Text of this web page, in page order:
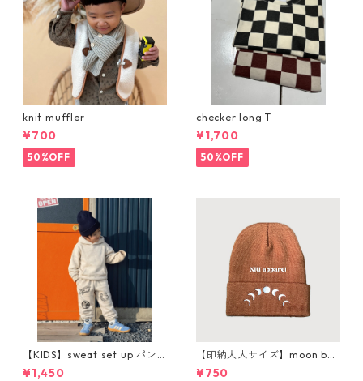
knit muffler
¥700
50%OFF
checker long T
¥1,700
50%OFF
【KIDS】sweat set up パン
ツ購入ページ
¥1,450
【即納大人サイズ】moon bea
nie
¥750